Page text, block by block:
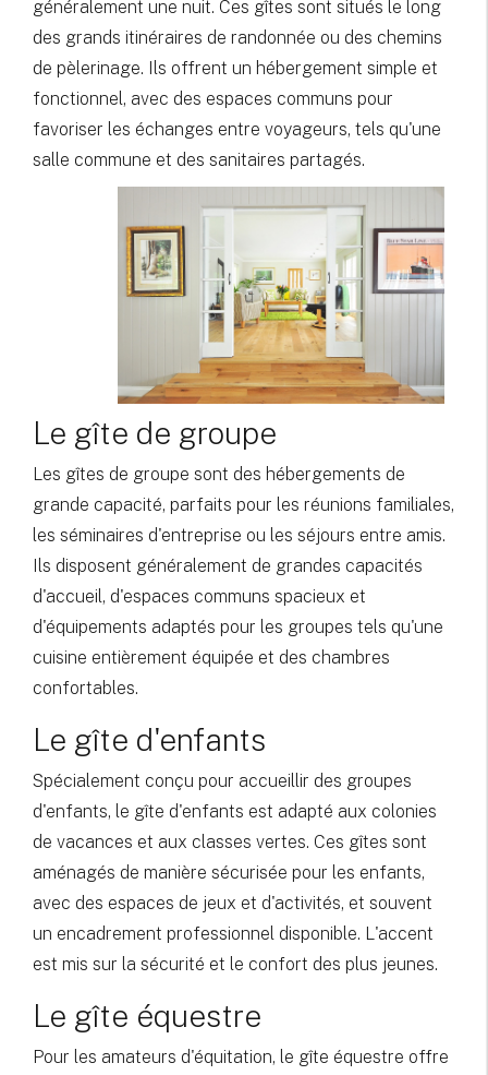
généralement une nuit. Ces gîtes sont situés le long
des grands itinéraires de randonnée ou des chemins
de pèlerinage. Ils offrent un hébergement simple et
fonctionnel, avec des espaces communs pour
favoriser les échanges entre voyageurs, tels qu'une
salle commune et des sanitaires partagés.
Le gîte de groupe
Les gîtes de groupe sont des hébergements de
grande capacité, parfaits pour les réunions familiales,
les séminaires d'entreprise ou les séjours entre amis.
Ils disposent généralement de grandes capacités
d'accueil, d'espaces communs spacieux et
d'équipements adaptés pour les groupes tels qu'une
cuisine entièrement équipée et des chambres
confortables.
Le gîte d'enfants
Spécialement conçu pour accueillir des groupes
d'enfants, le gîte d'enfants est adapté aux colonies
de vacances et aux classes vertes. Ces gîtes sont
aménagés de manière sécurisée pour les enfants,
avec des espaces de jeux et d'activités, et souvent
un encadrement professionnel disponible. L'accent
est mis sur la sécurité et le confort des plus jeunes.
Le gîte équestre
Pour les amateurs d'équitation, le gîte équestre offre